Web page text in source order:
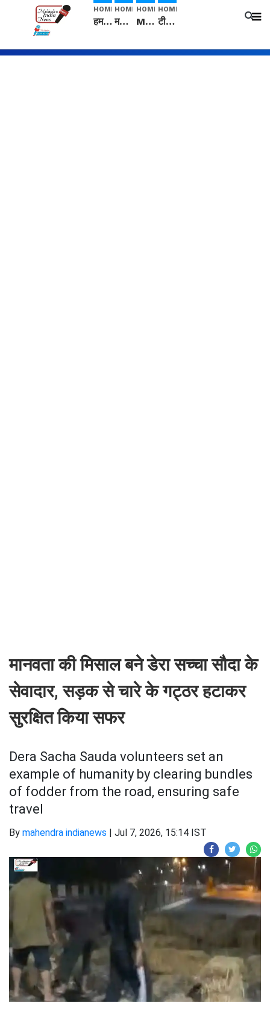
HOME
हम सनातनी..." सांसद kangana Ranaut से क्या बोली लड़की? Viral Jantar-Mantar | CJP protest
HOME
मनीषा हत्याकांड: हत्या, आत्महत्या या कोई बड़ा राज? | Full Story | Josh Haryana
HOME
Mangalsutra: हिंदू धर्म में शादी के बाद मंगलसूत्र क्यों पहनती है महिलाएं, किसने शुरु की ये परंपरा
HOME
टीम बीकेई ने एग्रीकल्चर ग्रेड की यूरिया खाद गट्टों में बदलकर टेक्निकल ग्रेड में बेचने वालों पर करवाई कार्रवाई: लखविंदर सिंह औलख
मानवता की मिसाल बने डेरा सच्चा सौदा के
सेवादार, सड़क से चारे के गट्ठर हटाकर
सुरक्षित किया सफर
Dera Sacha Sauda volunteers set an
example of humanity by clearing bundles
of fodder from the road, ensuring safe
travel
By mahendra indianews | Jul 7, 2026, 15:14 IST